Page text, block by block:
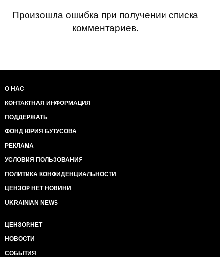
Произошла ошибка при получении списка
комментариев.
О НАС
КОНТАКТНАЯ ИНФОРМАЦИЯ
ПОДДЕРЖАТЬ
ФОНД ЮРИЯ БУТУСОВА
РЕКЛАМА
УСЛОВИЯ ПОЛЬЗОВАНИЯ
ПОЛИТИКА КОНФИДЕНЦИАЛЬНОСТИ
ЦЕНЗОР НЕТ НОВИНИ
UKRAINIAN NEWS
ЦЕНЗОР.НЕТ
НОВОСТИ
СОБЫТИЯ